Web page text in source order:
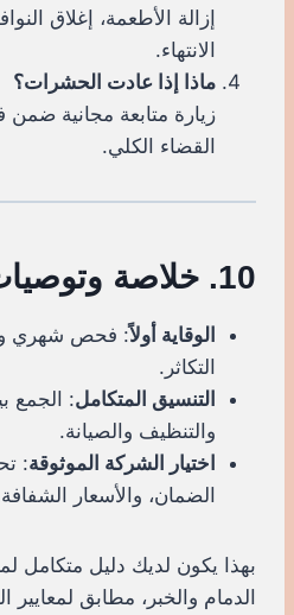
إزالة الأطعمة، إغلاق
الانتهاء.
ماذا إذا عادت الحشرات؟
زيارة متابعة مجانية
القضاء الكلي.
10. خلاصة وتوصيات ختامية
الوقاية أولاً: فحص شهري
التكاثر.
التنسيق المتكامل: الجمع
والتنظيف والصيانة.
اختيار الشركة الموثوقة:
الضمان، والأسعار
بهذا يكون لديك دليل متكامل
الدمام والخبر، مطابق لمعايير